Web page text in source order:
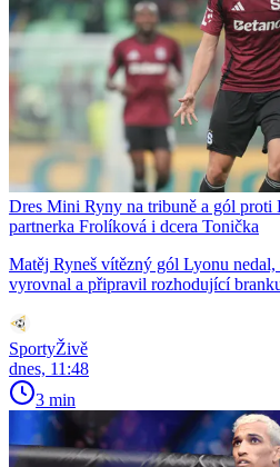
Dres Mini Ryny na tribuně a gól
partnerka Frolíková i dcera Tonička
Matěj Ryneš vítězný gól Lyonu nedal,
vyrovnal a připravil rozhodující
SportyŽivě
dnes, 11:48
3 min